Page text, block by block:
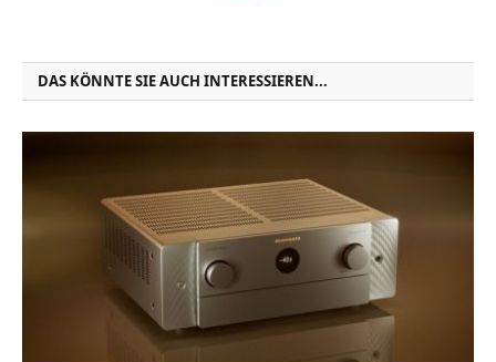
DAS KÖNNTE SIE AUCH INTERESSIEREN...